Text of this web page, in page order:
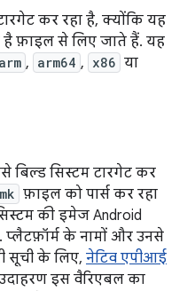
कर रहा है, क्योंकि यह
है फ़ाइल से लिए जाते हैं. यह
arm , arm64 , x86 या
बिल्ड सिस्टम टारगेट कर
फ़ाइल को पार्स कर रहा
की इमेज Android
. प्लैटफ़ॉर्म के नामों और उनसे
सूची के लिए, नेटिव एपीआई
इस वैरिएबल का